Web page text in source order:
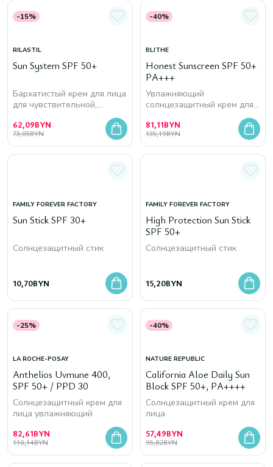
-15%
RILASTIL
Sun System SPF 50+
Бархатистый крем для лица
для чувствительной,
нормальной и сухой кожи
62,09BYN
73,05BYN
-40%
BLITHE
Honest Sunscreen SPF 50+
PA+++
Увлажняющий
солнцезащитный крем для
81,11BYN
135,19BYN
FAMILY FOREVER FACTORY
Sun Stick SPF 30+
Солнцезащитный стик
10,70BYN
FAMILY FOREVER FACTORY
High Protection Sun Stick
SPF 50+
Солнцезащитный стик
15,20BYN
-25%
LA ROCHE-POSAY
Anthelios Uvmune 400,
SPF 50+ / PPD 30
Солнцезащитный крем для
лица увлажняющий
82,61BYN
110,14BYN
-40%
NATURE REPUBLIC
California Aloe Daily Sun
Block SPF 50+, PA++++
Cолнцезащитный крем для
лица
57,49BYN
95,82BYN